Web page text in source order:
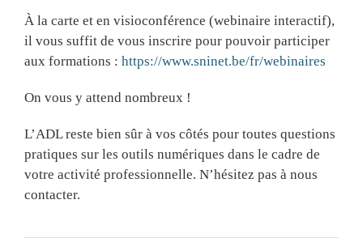
À la carte et en visioconférence (webinaire interactif),
il vous suffit de vous inscrire pour pouvoir participer
aux formations : https://www.sninet.be/fr/webinaires
On vous y attend nombreux !
L’ADL reste bien sûr à vos côtés pour toutes questions
pratiques sur les outils numériques dans le cadre de
votre activité professionnelle. N’hésitez pas à nous
contacter.